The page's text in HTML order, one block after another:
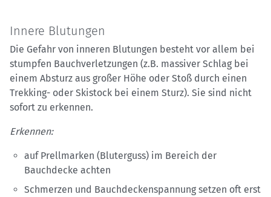
Innere Blutungen
Die Gefahr von inneren Blutungen besteht vor allem bei
stumpfen Bauchverletzungen (z.B. massiver Schlag bei
einem Absturz aus großer Höhe oder Stoß durch einen
Trekking- oder Skistock bei einem Sturz). Sie sind nicht
sofort zu erkennen.
Erkennen:
auf Prellmarken (Bluterguss) im Bereich der
Bauchdecke achten
Schmerzen und Bauchdeckenspannung setzen oft erst